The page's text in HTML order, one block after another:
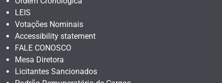
LEIS
Votações Nominais
Accessibility statement
FALE CONOSCO
Mesa Diretora
Licitantes Sancionados